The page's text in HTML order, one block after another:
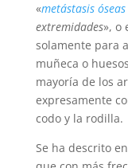
«metástasis óseas
extremidades», o
solamente para
muñeca o
mayoría de los
expresamente
codo y la rodilla.
Se ha descrito